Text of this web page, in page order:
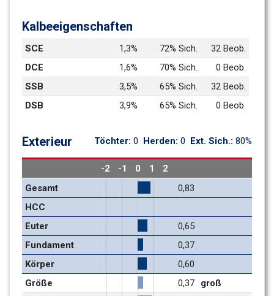
Kalbeeigenschaften
SCE 1,3% 72% Sich.
32 Beob.
DCE
1,6% 70% Sich.
0 Beob.
SSB
3,5% 65% Sich.
32 Beob.
DSB
3,9% 65% Sich. 0 Beob.
Exterieur Töchter: 0 Herden: 0 Ext. Sich.: 80%
-2 -1 0 1
2
Gesamt
0,83
HCC
Euter
0,65
Fundament
0,37
Körper
0,60
Größe
0,37
groß